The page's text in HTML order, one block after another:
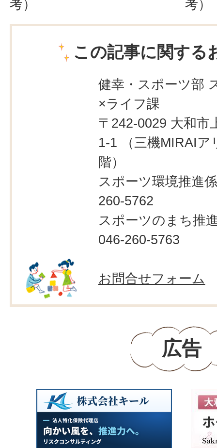
考） 考）
この記事に関する
健幸・スポーツ部
×ライフ課
〒242-0029 大和市
1-1 （三機MIRAIア
階）
スポーツ環境推進
260-5762
スポーツのまち推
046-260-5763
お問合せフォーム
広告